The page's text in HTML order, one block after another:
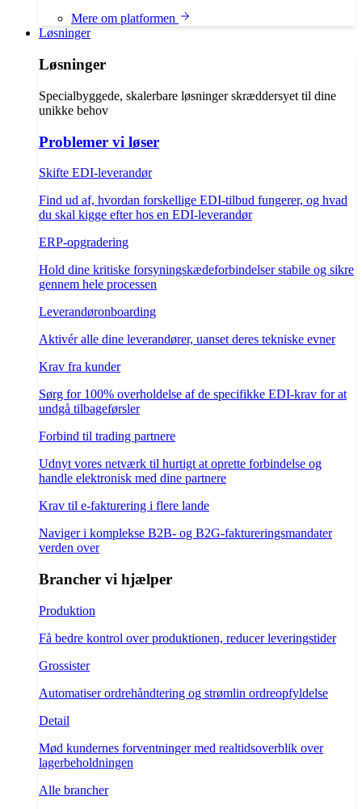
Mere om platformen
Løsninger
Løsninger
Specialbyggede, skalerbare løsninger skræddersyet til dine
unikke behov
Problemer vi løser
Skifte EDI-leverandør
Find ud af, hvordan forskellige EDI-tilbud fungerer, og hvad
du skal kigge efter hos en EDI-leverandør
ERP-opgradering
Hold dine kritiske forsyningskædeforbindelser stabile og sikre
gennem hele processen
Leverandøronboarding
Aktivér alle dine leverandører, uanset deres tekniske evner
Krav fra kunder
Sørg for 100% overholdelse af de specifikke EDI-krav for at
undgå tilbageførsler
Forbind til trading partnere
Udnyt vores netværk til hurtigt at oprette forbindelse og
handle elektronisk med dine partnere
Krav til e-fakturering i flere lande
Naviger i komplekse B2B- og B2G-faktureringsmandater
verden over
Brancher vi hjælper
Produktion
Få bedre kontrol over produktionen, reducer leveringstider
Grossister
Automatiser ordrehåndtering og strømlin ordreopfyldelse
Detail
Mød kundernes forventninger med realtidsoverblik over
lagerbeholdningen
Alle brancher